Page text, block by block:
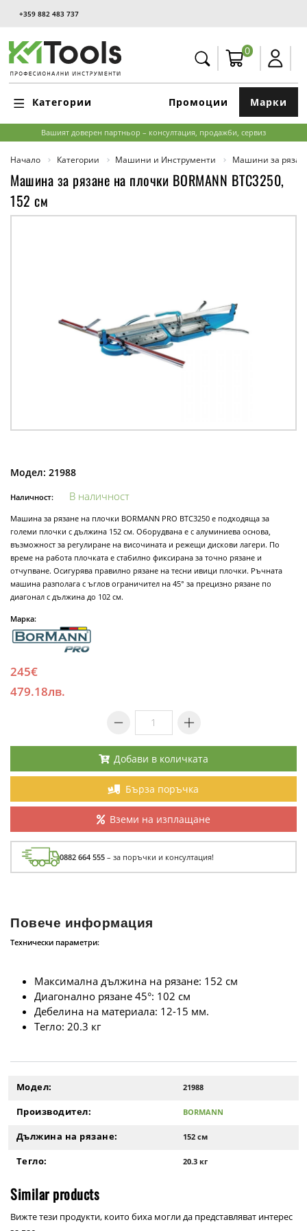
+359 882 483 737
0
Категории Марки
Промоции
Вашият доверен партньор – консултация, продажби, сервиз
Начало Категории Машини и Инструменти Машини за
Машина за рязане на плочки BORMANN BTC3250,
152 см
Модел: 21988
Наличност: В наличност
Машина за рязане на плочки BORMANN PRO BTC3250 е подходяща за
големи плочки с дължина 152 см. Оборудвана е с алуминиева основа,
възможност за регулиране на височината и режещи дискови лагери. По
време на работа плочката е стабилно фиксирана за точно рязане и
отчупване. Осигурява правилно рязане на тесни ивици плочки. Ръчната
машина разполага с ъглов ограничител на 45° за прецизно рязане по
диагонал с дължина до 102 см.
Марка:
245€
479.18лв.
Добави в количката
Бърза поръчка
Вземи на изплащане
0882 664 555 – за поръчки и консултация!
Повече информация
Технически параметри:
Максимална дължина на рязане: 152 см
Диагонално рязане 45°: 102 см
Дебелина на материала: 12-15 мм.
Тегло: 20.3 кг
Модел: 21988
Производител: BORMANN
Дължина на рязане: 152 см
Тегло: 20.3 кг
Similar products
Вижте тези продукти, които биха могли да представляват интерес